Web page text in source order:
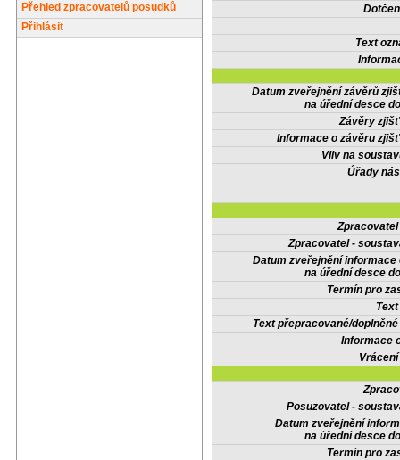
Přehled zpracovatelů posudků
Přihlásit
Text
Datum zveřejnění závěrů
na úřední desce
Závěry
Informace o závěru
Vliv na
Úřady
Zpracovatel -
Datum zveřejnění informace
na úřední desce
Termín pro
Text přepracované/
Informace
Posuzovatel -
Datum zveřejnění
na úřední desce
Termín pro